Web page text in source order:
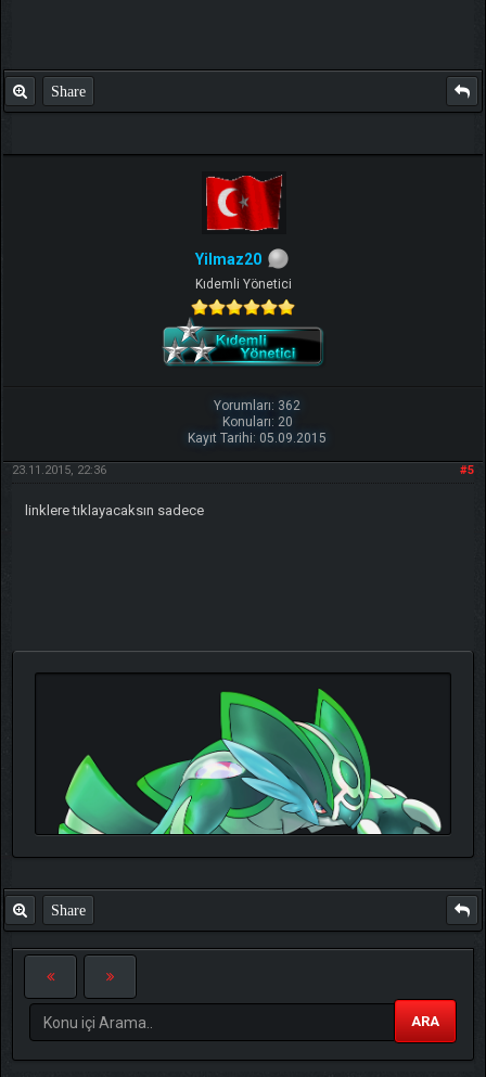
Share
Yilmaz20
Kıdemli Yönetici
Yorumları: 362
Konuları: 20
Kayıt Tarihi: 05.09.2015
#5
23.11.2015, 22:36
linklere tıklayacaksın sadece
Benim ve diğer eğitmenlerin taktikleri için
Share
ARA